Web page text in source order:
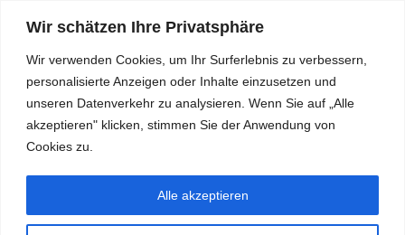
Wir schätzen Ihre Privatsphäre
Wir verwenden Cookies, um Ihr Surferlebnis zu verbessern,
personalisierte Anzeigen oder Inhalte einzusetzen und
unseren Datenverkehr zu analysieren. Wenn Sie auf „Alle
akzeptieren" klicken, stimmen Sie der Anwendung von
Cookies zu.
Alle akzeptieren
RDKS.EXPERT
TESTS, EXPERTEN-TIPPS RUND UM DAS THEMA RDKS UND